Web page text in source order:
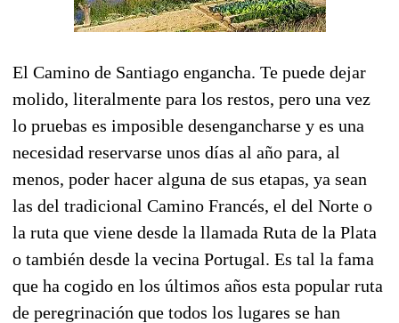
El Camino de Santiago engancha. Te puede dejar
molido, literalmente para los restos, pero una vez
lo pruebas es imposible desengancharse y es una
necesidad reservarse unos días al año para, al
menos, poder hacer alguna de sus etapas, ya sean
las del tradicional Camino Francés, el del Norte o
la ruta que viene desde la llamada Ruta de la Plata
o también desde la vecina Portugal. Es tal la fama
que ha cogido en los últimos años esta popular ruta
de peregrinación que todos los lugares se han